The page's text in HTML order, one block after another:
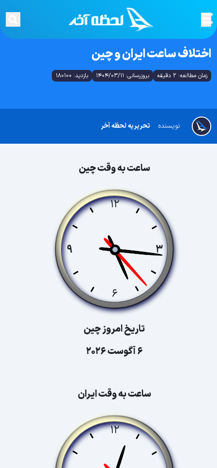
اختلاف ساعت ایران و چین
زمان مطالعه: 2 دقیقه بروزرسانی: 1404/03/11 بازدید: 180100
تحریریه لحظه آخر نویسنده
ساعت به وقت چین
تاریخ امروز چین
6 آگوست 2026
ساعت به وقت ایران